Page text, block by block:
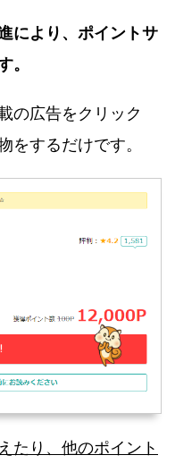
により、ポイントサ
。
の広告をクリック
をするだけです。
たり、他のポイント